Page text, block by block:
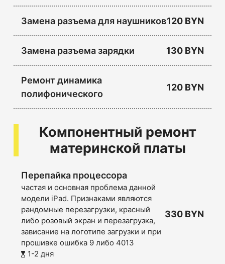
Замена разъема для наушников120 BYN
Замена разъема зарядки 130 BYN
Ремонт динамика
полифонического
120 BYN
Компонентный ремонт
материнской платы
Перепайка процессора
частая и основная проблема данной
модели iPad. Признаками являются
рандомные перезагрузки, красный
либо розовый экран и перезагрузка,
зависание на логотипе загрузки и при
прошивке ошибка 9 либо 4013
1-2 дня
330 BYN